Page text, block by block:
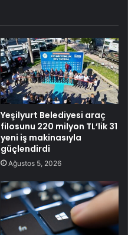
Yeşilyurt Belediyesi araç
filosunu 220 milyon TL’lik 31
yeni iş makinasıyla
güçlendirdi
Ağustos 5, 2026